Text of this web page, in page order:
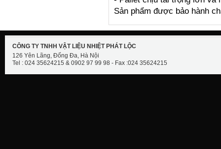
Sản phẩm được bảo hành
CÔNG TY TNHH VẬT LIỆU NHIỆT PHÁT LỘC
126 Yên Lãng, Đống Đa, Hà Nội
Tel : 024 35624215 & 0902 97 99 98 - Fax :024 35624215